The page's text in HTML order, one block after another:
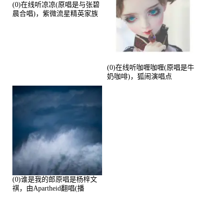
(0)在线听凉凉(原唱是与张碧
晨合唱)，紫微流星精英家族
(0)在线听咖喱咖喱(原唱是牛
奶咖啡)，狐闹演唱点
(0)谁是我的郎原唱是杨梓文
祺，由Apartheid翻唱(播